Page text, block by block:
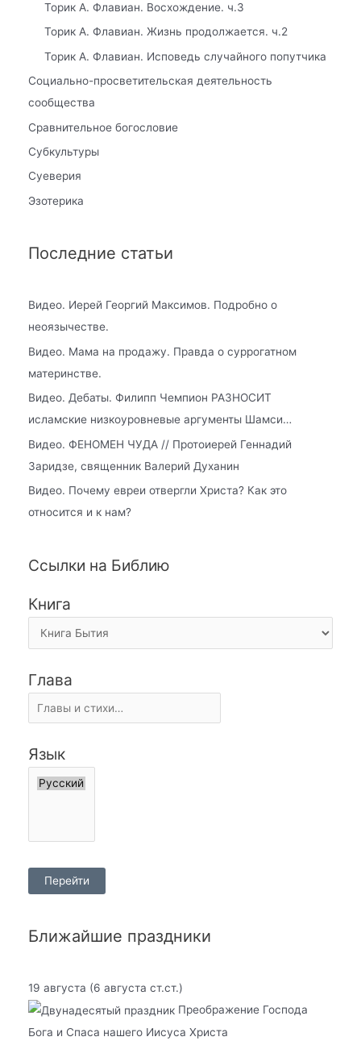
Торик А. Флавиан. Восхождение. ч.3
Торик А. Флавиан. Жизнь продолжается. ч.2
Торик А. Флавиан. Исповедь случайного попутчика
Социально-просветительская деятельность
сообщества
Сравнительное богословие
Субкультуры
Суеверия
Эзотерика
Последние статьи
Видео. Иерей Георгий Максимов. Подробно о
неоязычестве.
Видео. Мама на продажу. Правда о суррогатном
материнстве.
Видео. Дебаты. Филипп Чемпион РАЗНОСИТ
исламские низкоуровневые аргументы Шамси…
Видео. ФЕНОМЕН ЧУДА // Протоиерей Геннадий
Заридзе, священник Валерий Духанин
Видео. Почему евреи отвергли Христа? Как это
относится и к нам?
Ссылки на Библию
Книга
Глава
Язык
Ближайшие праздники
19 августа (6 августа ст.ст.)
Преображение Господа
Бога и Спаса нашего Иисуса Христа